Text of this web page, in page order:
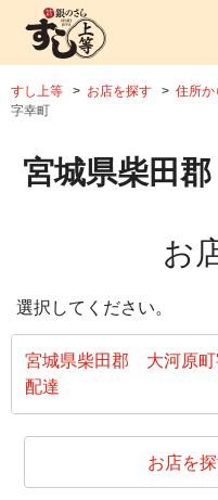
すし上等 お店を探す 住所か
字幸町
宮城県柴田
お
選択してください。
宮城県柴田郡 大河原町
配達
お店を